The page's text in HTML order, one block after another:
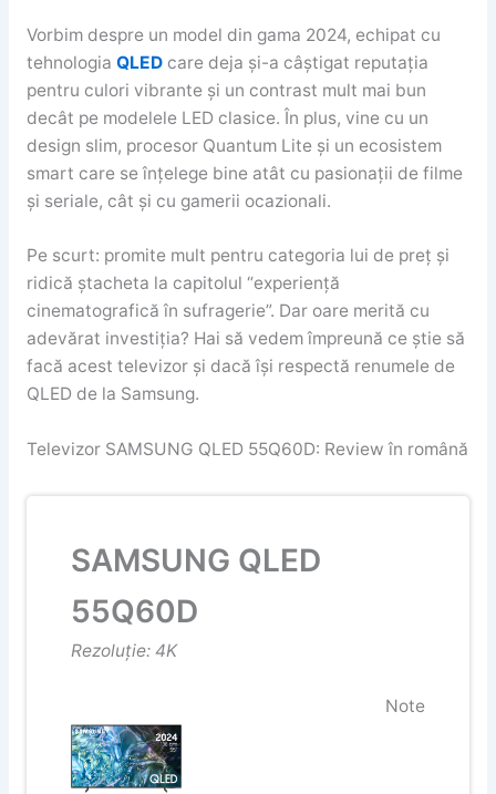
Vorbim despre un model din gama 2024, echipat cu
tehnologia QLEDcare deja și-a câștigat reputația
pentru culori vibrante și un contrast mult mai bun
decât pe modelele LED clasice. În plus, vine cu un
design slim, procesor Quantum Lite și un ecosistem
smart care se înțelege bine atât cu pasionații de filme
și seriale, cât și cu gamerii ocazionali.
Pe scurt: promite mult pentru categoria lui de preț și
ridică ștacheta la capitolul “experiență
cinematografică în sufragerie”. Dar oare merită cu
adevărat investiția? Hai să vedem împreună ce știe să
facă acest televizor și dacă își respectă renumele de
QLED de la Samsung.
Televizor SAMSUNG QLED 55Q60D: Review în română
SAMSUNG QLED
55Q60D
Rezoluție: 4K
Note